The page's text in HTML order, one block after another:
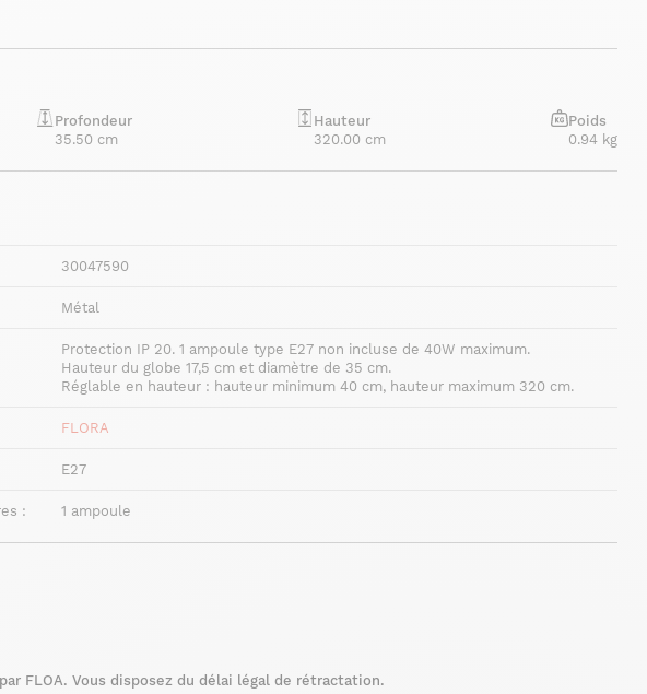
Profondeur
35.50 cm
Hauteur
320.00 cm
Poids
0.94 kg
30047590
Métal
Protection IP 20. 1 ampoule type E27 non incluse de 40W maximum.
Hauteur du globe 17,5 cm et diamètre de 35 cm.
Réglable en hauteur : hauteur minimum 40 cm, hauteur maximum 320 cm.
FLORA
E27
: 1 ampoule
FLOA. Vous disposez du délai légal de rétractation.